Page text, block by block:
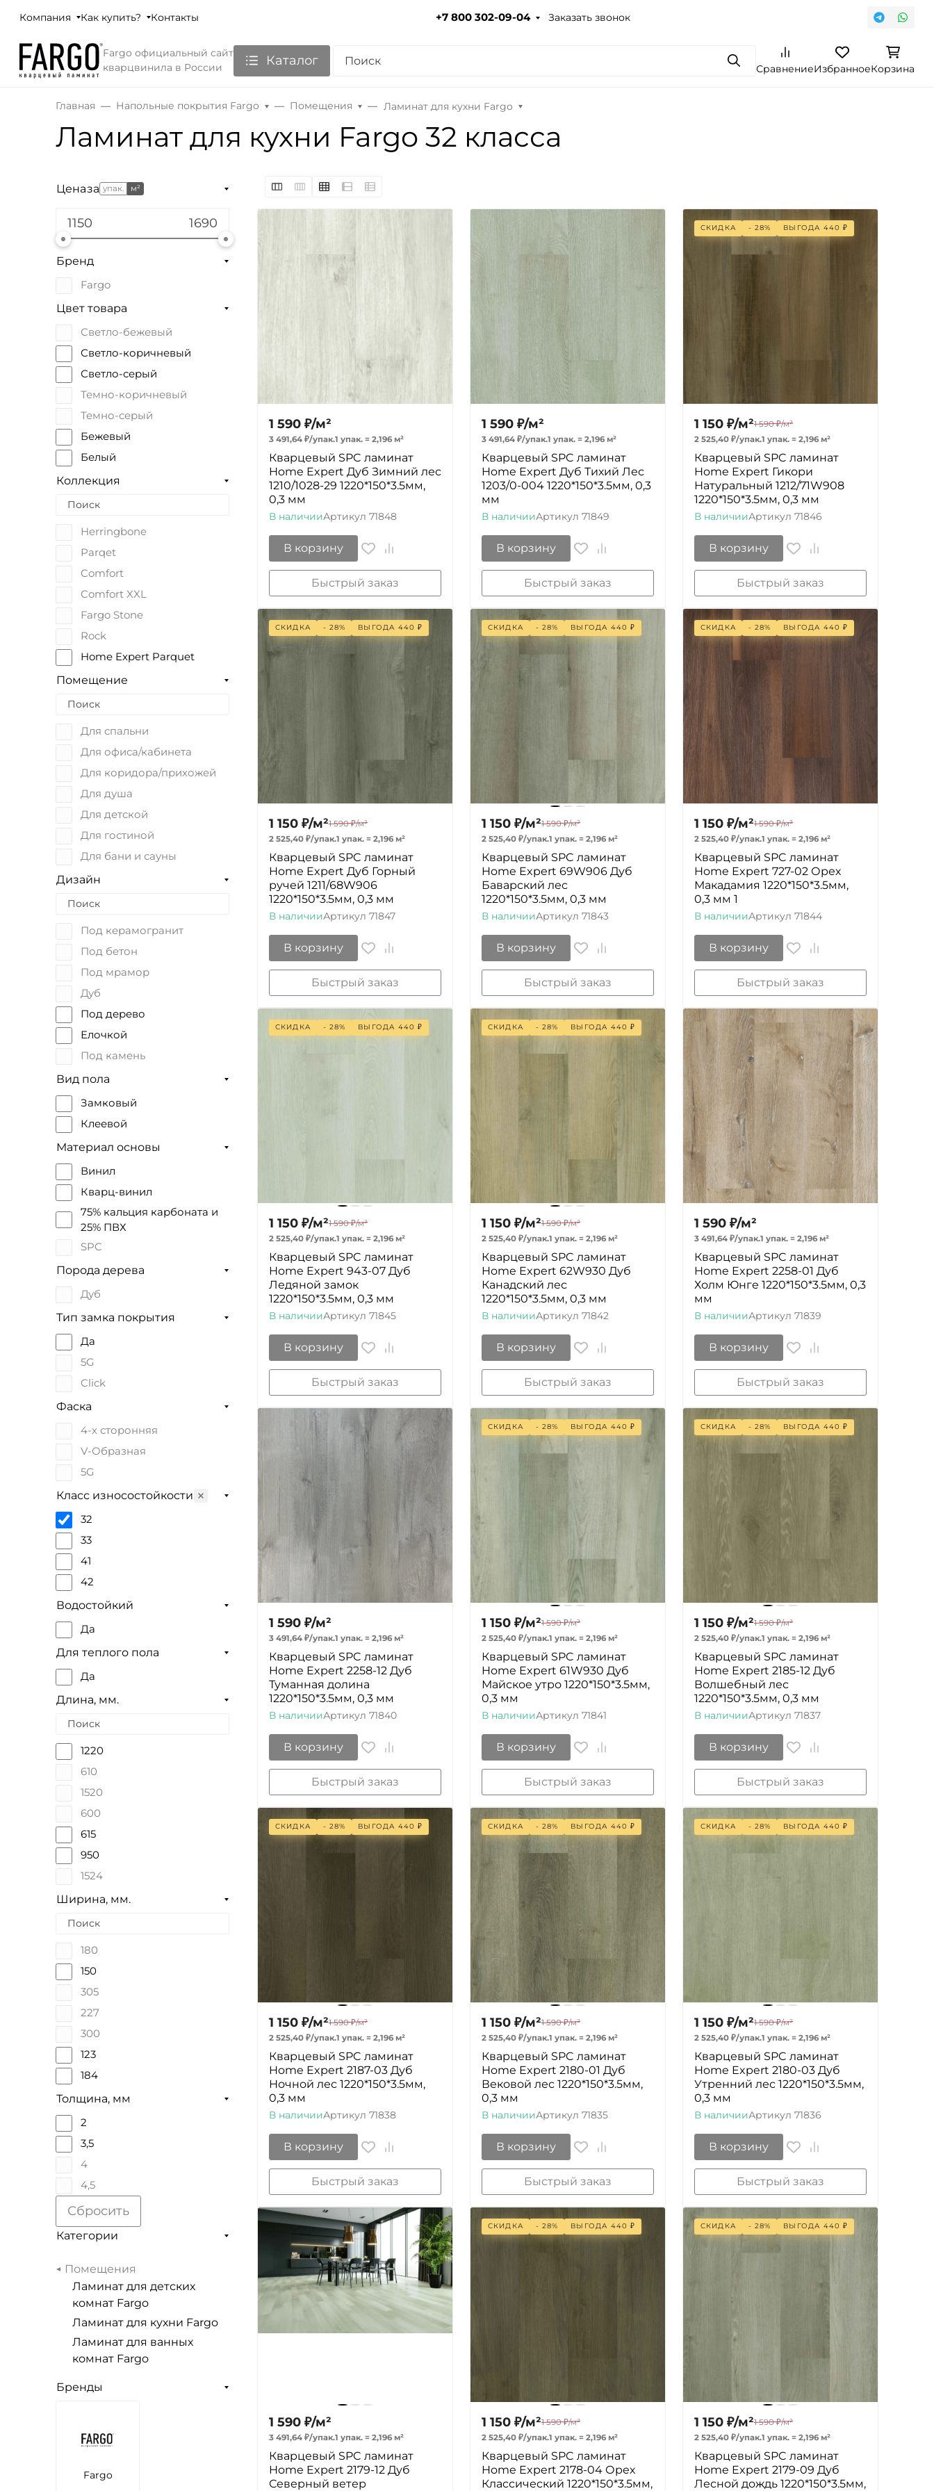
Компания Как купить? Контакты +7 800 302-09-04 Заказать звонок
Fargo официальный сайт
кварцвинила в России
Каталог ПоискСравнениеИзбранноеКорзина
Главная Напольные покрытия Fargo Помещения Ламинат для кухни Fargo
Ламинат для кухни Fargo 32 класса
Ценаза упак. м²
Бренд
Fargo
Цвет товара
Светло-бежевый
Светло-коричневый
Светло-серый
Темно-коричневый
Темно-серый
Бежевый
Белый
Зеленый
Серый
Темный
Оливковый
Коллекция
Herringbone
Parqet
Comfort
Comfort XXL
Fargo Stone
Rock
Home Expert Parquet
Home Expert Natural
Помещение
Для спальни
Для офиса/кабинета
Для коридора/прихожей
Для душа
Для детской
Для гостиной
Для бани и сауны
Для балкона
для ванной
для пола
Для дома
Для ресторана
Дизайн
Под керамогранит
Под бетон
Под мрамор
Дуб
Под дерево
Елочкой
Под камень
Под плитку
Вид пола
Замковый
Клеевой
Материал основы
Винил
Кварц-винил
75% кальция карбоната и
25% ПВХ
SPC
Порода дерева
Дуб
Тип замка покрытия
Да
5G
Click
Фаска
4-х сторонняя
V-Образная
5G
Класс износостойкости
32
33
41
42
Водостойкий
Да
Для теплого пола
Да
Длина, мм.
1220
610
1520
600
615
950
1524
400
Ширина, мм.
180
150
305
227
300
123
184
182
100
Толщина, мм
2
3,5
4
4,5
Сбросить
Категории
Помещения
Ламинат для детских
комнат Fargo
Ламинат для кухни Fargo
Ламинат для ванных
комнат Fargo
Бренды
Fargo
1 590 ₽/м²
3 491,64 ₽/упак.1 упак. = 2,196 м²
Кварцевый SPC ламинат
Home Expert Дуб Зимний лес
1210/1028-29 1220*150*3.5мм,
0,3 мм
В наличииАртикул 71848
В корзину
Быстрый заказ
1 590 ₽/м²
3 491,64 ₽/упак.1 упак.= 2,196 м²
Кварцевый SPC ламинат
Home Expert Дуб Тихий Лес
1203/0-004 1220*150*3.5мм, 0,3
мм
В наличииАртикул 71849
В корзину
Быстрый заказ
СКИДКА - 28% ВЫГОДА 440 ₽
1 150 ₽/м²1 590 ₽/м²
2 525,40 ₽/упак.1 упак.= 2,196 м²
Кварцевый SPC ламинат
Home Expert Гикори
Натуральный 1212/71W908
1220*150*3.5мм, 0,3 мм
В наличииАртикул 71846
В корзину
Быстрый заказ
СКИДКА - 28% ВЫГОДА 440 ₽
1 150 ₽/м²1 590 ₽/м²
2 525,40 ₽/упак.1 упак. = 2,196 м²
Кварцевый SPC ламинат
Home Expert Дуб Горный
ручей 1211/68W906
1220*150*3.5мм, 0,3 мм
В наличииАртикул 71847
В корзину
Быстрый заказ
СКИДКА - 28% ВЫГОДА 440 ₽
1 150 ₽/м²1 590 ₽/м²
2 525,40 ₽/упак.1 упак.= 2,196 м²
Кварцевый SPC ламинат
Home Expert 69W906 Дуб
Баварский лес
1220*150*3.5мм, 0,3 мм
В наличииАртикул 71843
В корзину
Быстрый заказ
СКИДКА - 28% ВЫГОДА 440 ₽
1 150 ₽/м²1 590 ₽/м²
2 525,40 ₽/упак.1 упак.= 2,196 м²
Кварцевый SPC ламинат
Home Expert 727-02 Орех
Макадамия 1220*150*3.5мм,
0,3 мм 1
В наличииАртикул 71844
В корзину
Быстрый заказ
СКИДКА - 28% ВЫГОДА 440 ₽
1 150 ₽/м²1 590 ₽/м²
2 525,40 ₽/упак.1 упак. = 2,196 м²
Кварцевый SPC ламинат
Home Expert 943-07 Дуб
Ледяной замок
1220*150*3.5мм, 0,3 мм
В наличииАртикул 71845
В корзину
Быстрый заказ
СКИДКА - 28% ВЫГОДА 440 ₽
1 150 ₽/м²1 590 ₽/м²
2 525,40 ₽/упак.1 упак.= 2,196 м²
Кварцевый SPC ламинат
Home Expert 62W930 Дуб
Канадский лес
1220*150*3.5мм, 0,3 мм
В наличииАртикул 71842
В корзину
Быстрый заказ
1 590 ₽/м²
3 491,64 ₽/упак.1 упак.= 2,196 м²
Кварцевый SPC ламинат
Home Expert 2258-01 Дуб
Холм Юнге 1220*150*3.5мм, 0,3
мм
В наличииАртикул 71839
В корзину
Быстрый заказ
1 590 ₽/м²
3 491,64 ₽/упак.1 упак. = 2,196 м²
Кварцевый SPC ламинат
Home Expert 2258-12 Дуб
Туманная долина
1220*150*3.5мм, 0,3 мм
В наличииАртикул 71840
В корзину
Быстрый заказ
СКИДКА - 28% ВЫГОДА 440 ₽
1 150 ₽/м²1 590 ₽/м²
2 525,40 ₽/упак.1 упак.= 2,196 м²
Кварцевый SPC ламинат
Home Expert 61W930 Дуб
Майское утро 1220*150*3.5мм,
0,3 мм
В наличииАртикул 71841
В корзину
Быстрый заказ
СКИДКА - 28% ВЫГОДА 440 ₽
1 150 ₽/м²1 590 ₽/м²
2 525,40 ₽/упак.1 упак.= 2,196 м²
Кварцевый SPC ламинат
Home Expert 2185-12 Дуб
Волшебный лес
1220*150*3.5мм, 0,3 мм
В наличииАртикул 71837
В корзину
Быстрый заказ
СКИДКА - 28% ВЫГОДА 440 ₽
1 150 ₽/м²1 590 ₽/м²
2 525,40 ₽/упак.1 упак. = 2,196 м²
Кварцевый SPC ламинат
Home Expert 2187-03 Дуб
Ночной лес 1220*150*3.5мм,
0,3 мм
В наличииАртикул 71838
В корзину
Быстрый заказ
СКИДКА - 28% ВЫГОДА 440 ₽
1 150 ₽/м²1 590 ₽/м²
2 525,40 ₽/упак.1 упак.= 2,196 м²
Кварцевый SPC ламинат
Home Expert 2180-01 Дуб
Вековой лес 1220*150*3.5мм,
0,3 мм
В наличииАртикул 71835
В корзину
Быстрый заказ
СКИДКА - 28% ВЫГОДА 440 ₽
1 150 ₽/м²1 590 ₽/м²
2 525,40 ₽/упак.1 упак.= 2,196 м²
Кварцевый SPC ламинат
Home Expert 2180-03 Дуб
Утренний лес 1220*150*3.5мм,
0,3 мм
В наличииАртикул 71836
В корзину
Быстрый заказ
1 590 ₽/м²
3 491,64 ₽/упак.1 упак. = 2,196 м²
Кварцевый SPC ламинат
Home Expert 2179-12 Дуб
Северный ветер
СКИДКА - 28% ВЫГОДА 440 ₽
1 150 ₽/м²1 590 ₽/м²
2 525,40 ₽/упак.1 упак.= 2,196 м²
Кварцевый SPC ламинат
Home Expert 2178-04 Орех
Классический 1220*150*3.5мм,
СКИДКА - 28% ВЫГОДА 440 ₽
1 150 ₽/м²1 590 ₽/м²
2 525,40 ₽/упак.1 упак.= 2,196 м²
Кварцевый SPC ламинат
Home Expert 2179-09 Дуб
Лесной дождь 1220*150*3.5мм,